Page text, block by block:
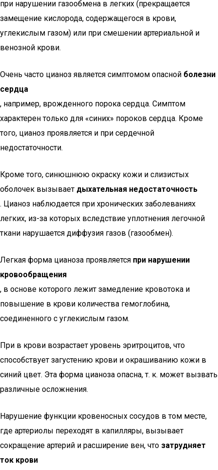
при нарушении газообмена в легких (прекращается
замещение кислорода, содержащегося в крови,
углекислым газом) или при смешении артериальной и
венозной крови.
Очень часто цианоз является симптомом опасной болезни
сердца
, например, врожденного порока сердца. Симптом
характерен только для «синих» пороков сердца. Кроме
того, цианоз проявляется и при сердечной
недостаточности.
Кроме того, синюшнюю окраску кожи и слизистых
оболочек вызывает дыхательная недостаточность
. Цианоз наблюдается при хронических заболеваниях
легких, из-за которых вследствие уплотнения легочной
ткани нарушается диффузия газов (газообмен).
Легкая форма цианоза проявляется при нарушении
кровообращения
, в основе которого лежит замедление кровотока и
повышение в крови количества гемоглобина,
соединенного с углекислым газом.
При в крови возрастает уровень эритроцитов, что
способствует загустению крови и окрашиванию кожи в
синий цвет. Эта форма цианоза опасна, т. к. может вызвать
различные осложнения.
Нарушение функции кровеносных сосудов в том месте,
где артериолы переходят в капилляры, вызывает
сокращение артерий и расширение вен, что затрудняет
ток крови